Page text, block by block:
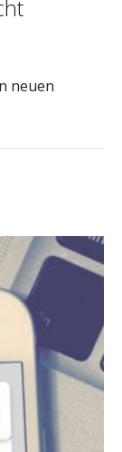
neuen